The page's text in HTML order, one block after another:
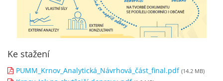
Ke stažení
PUMM_Krnov_Analytická_Návrhová_část_final.pdf (14.2 MB)